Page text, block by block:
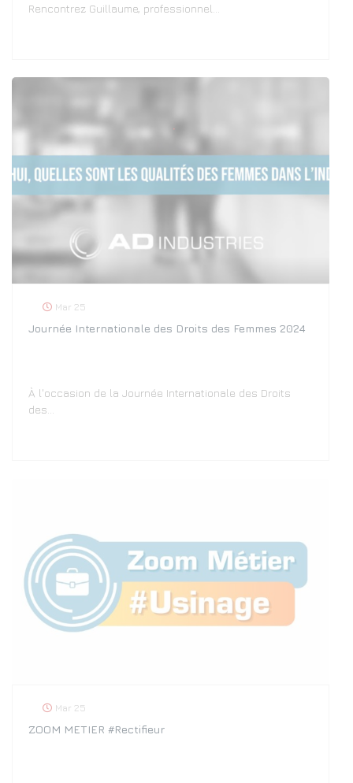
Rencontrez Guillaume, professionnel…
Mar 25
Journée Internationale des Droits des Femmes 2024
À l'occasion de la Journée Internationale des Droits
des…
Mar 25
ZOOM METIER #Rectifieur